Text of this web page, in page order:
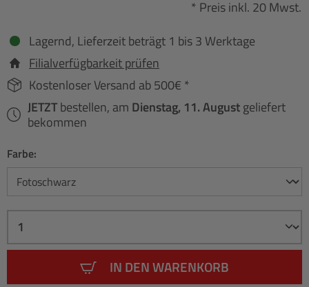
* Preis inkl. 20 Mwst.
Lagernd, Lieferzeit beträgt 1 bis 3 Werktage
Filialverfügbarkeit prüfen
Kostenloser Versand ab 500€ *
JETZTbestellen, am Dienstag, 11. Augustgeliefert
bekommen
Farbe:
IN DEN WARENKORB